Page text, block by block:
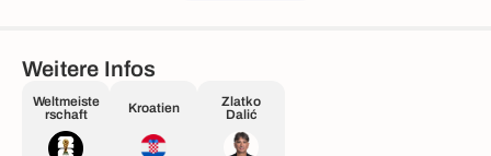
Weitere Infos
Weltmeiste
rschaft
Kroatien
Zlatko
Dalić